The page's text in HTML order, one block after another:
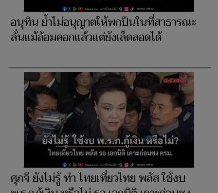
อนุทิน ย้ำไม่อนุญาตให้พกปืนในที่สาธารณะ
ลั่นแม้ล้อมคอกแล้วแต่ยังเล็ดลอดได้
ศุภจี ยังไม่รู้ ทำ ไทยเที่ยวไทย พลัส ใช้งบ